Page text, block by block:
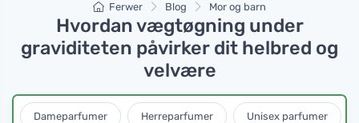
Ferwer Blog Mor og barn
Hvordan vægtøgning under
graviditeten påvirker dit helbred og
velvære
Dameparfumer Herreparfumer Unisex parfumer